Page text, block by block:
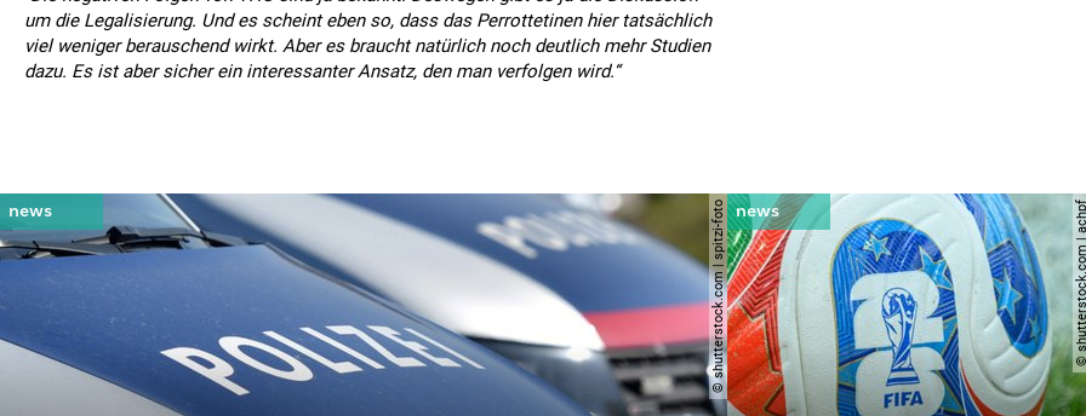
um die Legalisierung. Und es scheint eben so, dass das Perrottetinen hier tatsächlich
viel weniger berauschend wirkt. Aber es braucht natürlich noch deutlich mehr Studien
dazu. Es ist aber sicher ein interessanter Ansatz, den man verfolgen wird.“
© shutterstock.com | spitzi-foto ©